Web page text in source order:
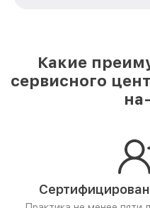
Какие
сервисного